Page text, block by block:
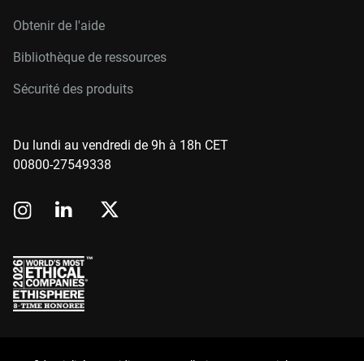
Obtenir de l'aide
Bibliothèque de ressources
Sécurité des produits
Du lundi au vendredi de 9h à 18h CET
00800-27549338